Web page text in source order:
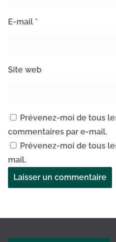
E-mail *
Site web
Prévenez-moi de tous
commentaires par e-mail.
Prévenez-moi de tous
mail.
e